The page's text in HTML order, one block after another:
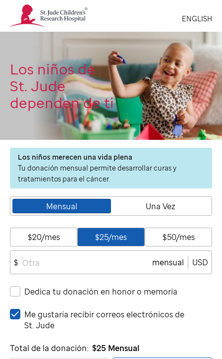
St.
Jude
Children's
Logo
ENGLISH
Los niños de
St. Jude
dependen de ti
Los niños merecen una vida plena
Tu donación mensual permite desarrollar curas y
tratamientos para el cáncer.
Mensual Una Vez
$20/mes $25/mes $50/mes
$ mensual USD
Dedica tu donación en honor o memoria
Me
gustaría
correos
Me gustaría recibir correos electrónicos de
St. Jude
Total de la donación: $25 Mensual